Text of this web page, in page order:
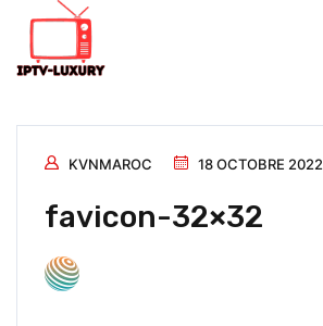
KVNMAROC 18 OCTOBRE 2022
favicon-32×32